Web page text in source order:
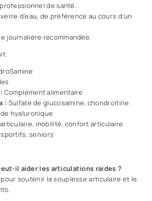
professionnel de santé.
d’eau, de préférence au cours d’un
journalière recommandée.
Complément alimentaire
: Sulfate de glucosamine, chondroïtine
hyaluronique
mobilité, confort articulaire
seniors
il aider les articulations raides ?
soutenir la souplesse articulaire et le